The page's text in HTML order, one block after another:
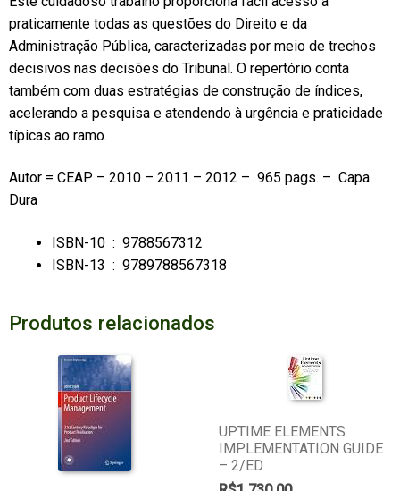
praticamente todas as questões do Direito e da
Administração Pública, caracterizadas por meio de trechos
decisivos nas decisões do Tribunal. O repertório conta
também com duas estratégias de construção de índices,
acelerando a pesquisa e atendendo à urgência e praticidade
típicas ao ramo.
Autor = CEAP – 2010 – 2011 – 2012 – 965 pags. – Capa
Dura
ISBN-10 ‏ : ‎ 9788567312
ISBN-13 ‏ : ‎ 9789788567318
Produtos relacionados
UPTIME ELEMENTS
IMPLEMENTATION GUIDE
– 2/ED